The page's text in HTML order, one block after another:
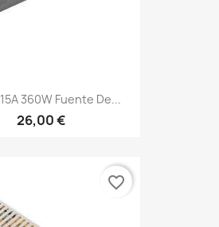
360W Fuente De...
26,00 €
favorite_border